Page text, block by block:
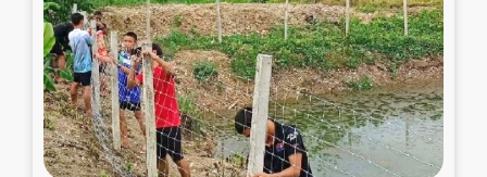
レバノンでのシリア難民への食糧・越冬支援
レバノンにおける緊急支援
レバノンでのシリア難民への教育支援事業